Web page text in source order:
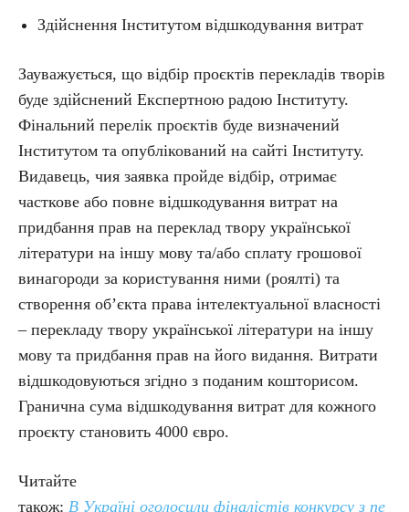
Здійснення Інститутом відшкодування витрат
Зауважується, що відбір проєктів перекладів творів
буде здійснений Експертною радою Інституту.
Фінальний перелік проєктів буде визначений
Інститутом та опублікований на сайті Інституту.
Видавець, чия заявка пройде відбір, отримає
часткове або повне відшкодування витрат на
придбання прав на переклад твору української
літератури на іншу мову та/або сплату грошової
винагороди за користування ними (роялті) та
створення об’єкта права інтелектуальної власності
– перекладу твору української літератури на іншу
мову та придбання прав на його видання. Витрати
відшкодовуються згідно з поданим кошторисом.
Гранична сума відшкодування витрат для кожного
проєкту становить 4000 євро.
Читайте
також: В Україні оголосили фіналістів конкурсу з пе